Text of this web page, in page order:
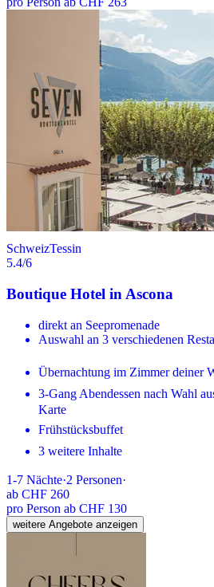
SchweizTessin
5.4/6
Boutique Hotel in Ascona
direkt an Seepromenade
Auswahl an 3 verschiedenen
Übernachtung im Zimmer deiner
3-Gang Abendessen nach Wahl
Karte
Frühstücksbuffet
3 weitere Inhalte
1-7 Nächte·2 Personen·
ab CHF 260
pro Person ab CHF 130
weitere Angebote anzeigen